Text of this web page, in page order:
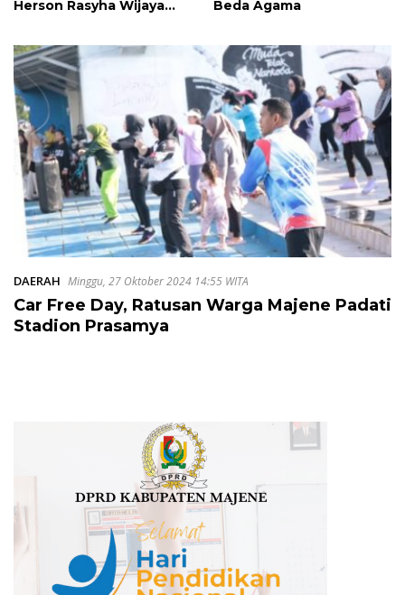
Herson Rasyha Wijaya
Arithmetic International
Competition 2026
Beda Agama
DAERAH Minggu, 27 Oktober 2024 14:55 WITA
Car Free Day, Ratusan Warga Majene Padati
Stadion Prasamya